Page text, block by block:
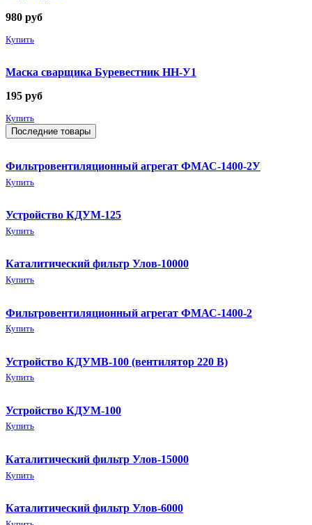
980 руб
Купить
Маска сварщика Буревестник НН-У1
195 руб
Купить
Последние товары
Фильтровентиляционный агрегат ФМАС-1400-2У
Купить
Устройство КДУМ-125
Купить
Каталитический фильтр Улов-10000
Купить
Фильтровентиляционный агрегат ФМАС-1400-2
Купить
Устройство КДУМВ-100 (вентилятор 220 В)
Купить
Устройство КДУМ-100
Купить
Каталитический фильтр Улов-15000
Купить
Каталитический фильтр Улов-6000